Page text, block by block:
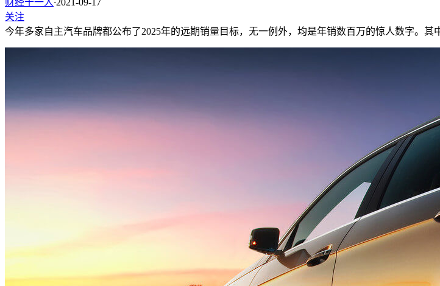
关注
今年多家自主汽车品牌都公布了2025年的远期销量目标，无一例外，均是年销数百万的惊人数字。其